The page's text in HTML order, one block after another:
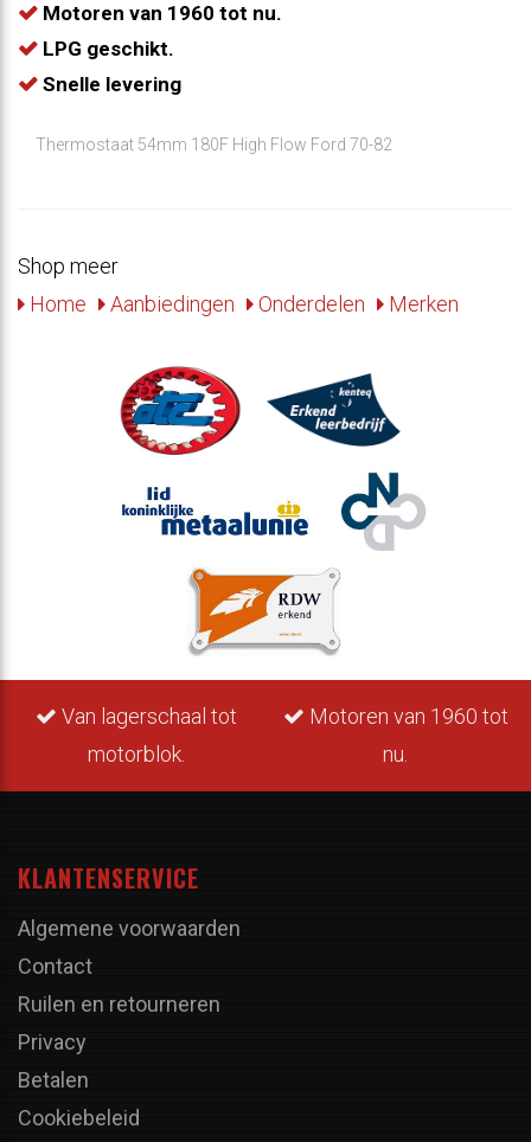
Motoren van 1960 tot nu.
LPG geschikt.
Snelle levering
Thermostaat 54mm 180F High Flow Ford 70-82
Shop meer
Home
Aanbiedingen Onderdelen Merken
Van lagerschaal tot
motorblok.
Motoren van 1960 tot
nu.
KLANTENSERVICE
Algemene voorwaarden
Contact
Ruilen en retourneren
Privacy
Betalen
Cookiebeleid